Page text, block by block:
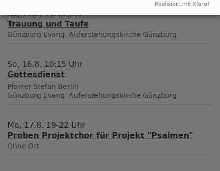
Sa, 15.8. 13:30 Uhr
Trauung und Taufe
Günzburg Evang. Auferstehungskirche Günzburg
So, 16.8. 10:15 Uhr
Gottesdienst
Pfarrer Stefan Berlin
Günzburg Evang. Auferstehungskirche Günzburg
Mo, 17.8. 19-22 Uhr
Proben Projektchor für Projekt "Psalmen"
Ohne Ort
Realisiert mit Klaro!